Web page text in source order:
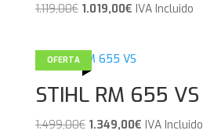
1.119,00€ El
era:
1.119,00€.
1.019,00€El
es:
IVA Incluido
OFERTA
STIHL RM 655 VS
1.499,00€ El
1.349,00€ElIVA Incluido